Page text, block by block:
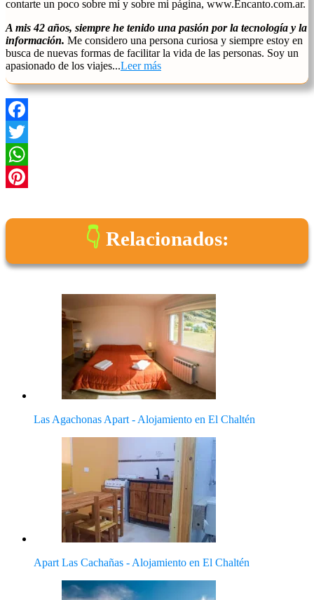
contarte un poco sobre mí y sobre mi página, www.Encanto.com.ar.
A mis 42 años, siempre he tenido una pasión por la tecnología y la
información. Me considero una persona curiosa y siempre estoy en
busca de nuevas formas de facilitar la vida de las personas. Soy un
apasionado de los viajes...Leer más
Facebook
Twitter
WhatsApp
Relacionados:
Las Agachonas Apart - Alojamiento en El Chaltén
Apart Las Cachañas - Alojamiento en El Chaltén